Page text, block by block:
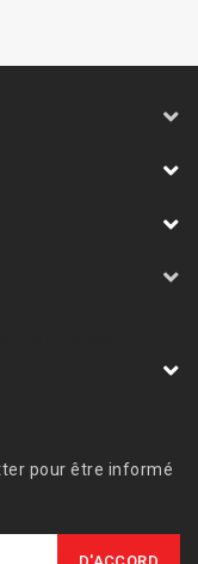
pour être informé